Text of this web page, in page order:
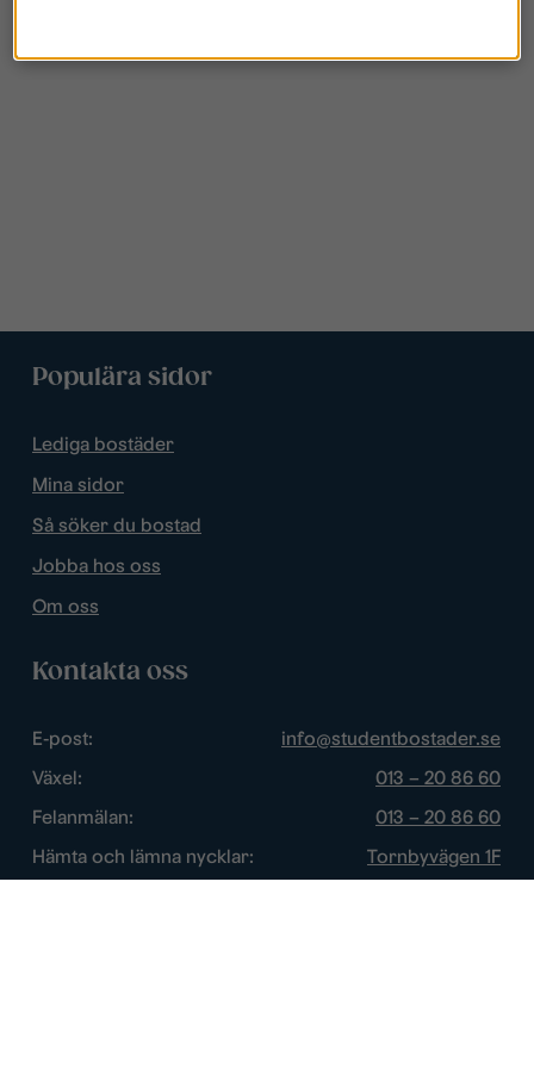
Populära sidor
Lediga bostäder
Mina sidor
Så söker du bostad
Jobba hos oss
Om oss
Kontakta oss
E-post:
info@studentbostader.se
Växel:
013 – 20 86 60
Felanmälan:
013 – 20 86 60
Hämta och lämna nycklar:
Tornbyvägen 1F